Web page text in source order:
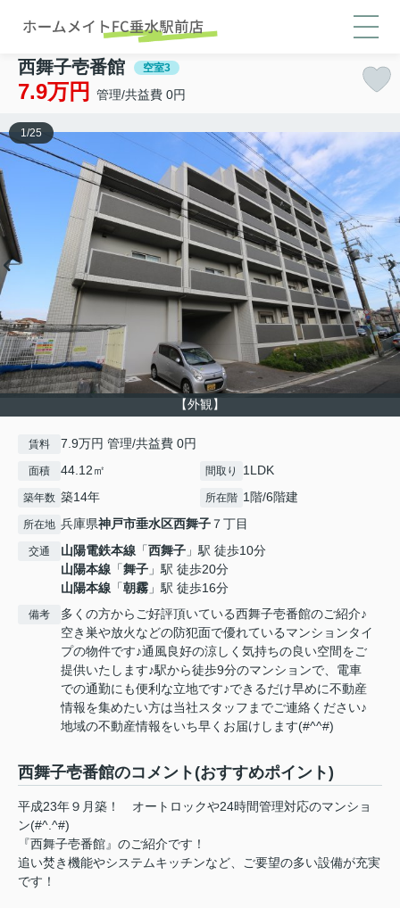
西舞子壱番館 空室3
7.9万円 管理/共益費 0円
【外観】
1/25
賃料 7.9万円 管理/共益費 0円
面積 44.12㎡ 間取り 1LDK
築年数 築14年 所在階 1階/6階建
所在地 兵庫県神戸市垂水区西舞子 ７丁目
交通 山陽電鉄本線 「西舞子 」駅 徒歩10分
山陽本線 「舞子 」駅 徒歩20分
山陽本線 「朝霧 」駅 徒歩16分
備考
多くの方からご好評頂いている西舞子壱番館のご紹介♪
空き巣や放火などの防犯面で優れているマンションタイ
プの物件です♪通風良好の涼しく気持ちの良い空間をご
提供いたします♪駅から徒歩9分のマンションで、電車
での通勤にも便利な立地です♪できるだけ早めに不動産
情報を集めたい方は当社スタッフまでご連絡ください♪
地域の不動産情報をいち早くお届けします(#^^#)
西舞子壱番館のコメント(おすすめポイント)
平成23年９月築！ オートロックや24時間管理対応のマンショ
ン(#^.^#)
『西舞子壱番館』のご紹介です！
追い焚き機能やシステムキッチンなど、ご要望の多い設備が充実
です！